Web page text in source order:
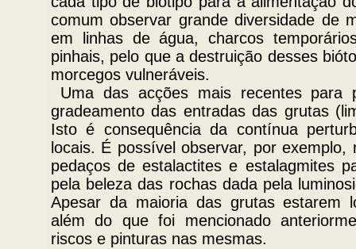
comum observar grande diversidade de
em linhas de água, charcos
pinhais, pelo que a destruição desses
morcegos vulneráveis.
Uma das acções mais recentes para
gradeamento das entradas das grutas
Isto é consequência da contínua
locais. É possível observar, por
pedaços de estalactites e estalagmites
pela beleza das rochas dada pela
Apesar da maioria das grutas estarem
além do que foi mencionado
riscos e pinturas nas mesmas.